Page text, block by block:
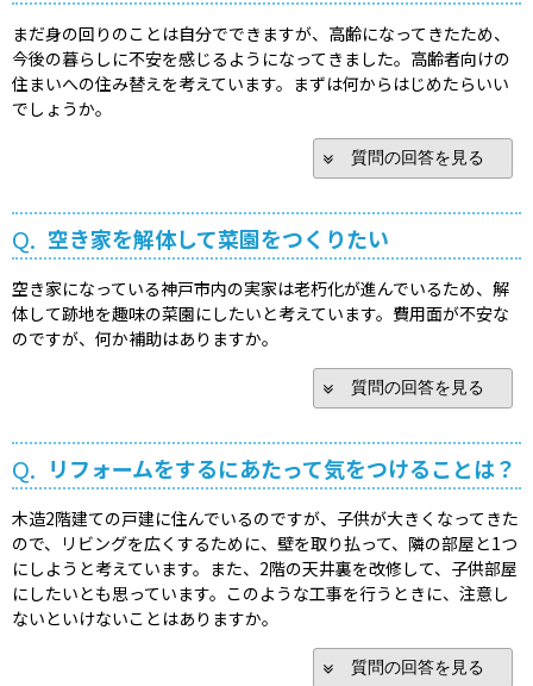
まだ身の回りのことは自分でできますが、高齢になってきたため、
今後の暮らしに不安を感じるようになってきました。高齢者向けの
住まいへの住み替えを考えています。まずは何からはじめたらいい
でしょうか。
質問の回答を見る
Q. 空き家を解体して菜園をつくりたい
空き家になっている神戸市内の実家は老朽化が進んでいるため、解
体して跡地を趣味の菜園にしたいと考えています。費用面が不安な
のですが、何か補助はありますか。
質問の回答を見る
Q. リフォームをするにあたって気をつけることは？
木造2階建ての戸建に住んでいるのですが、子供が大きくなってきた
ので、リビングを広くするために、壁を取り払って、隣の部屋と1つ
にしようと考えています。また、2階の天井裏を改修して、子供部屋
にしたいとも思っています。このような工事を行うときに、注意し
ないといけないことはありますか。
質問の回答を見る